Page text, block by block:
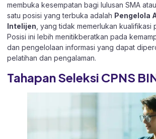
membuka kesempatan bagi lulusan SMA
satu posisi yang terbuka adalah Pengelola
Intelijen , yang tidak memerlukan kualifikasi
Posisi ini lebih menitikberatkan pada
dan pengelolaan informasi yang dapat
pelatihan dan pengalaman.
Tahapan Seleksi CPNS